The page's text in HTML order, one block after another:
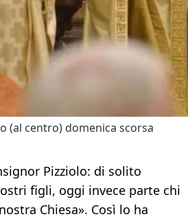
(al centro) domenica scorsa
Pizziolo: di solito
figli, oggi invece parte chi
Chiesa». Così lo ha